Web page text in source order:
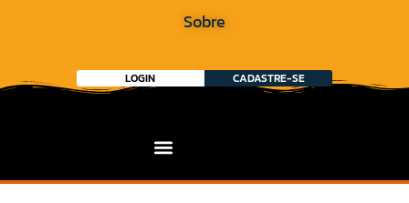
Sobre
LOGIN CADASTRE-SE